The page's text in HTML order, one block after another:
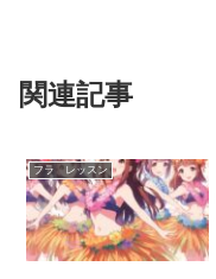
関連記事
フラ レッスン